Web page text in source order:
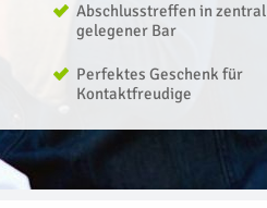
Abschlusstreffen in zentral
gelegener Bar
Perfektes Geschenk für
Kontaktfreudige